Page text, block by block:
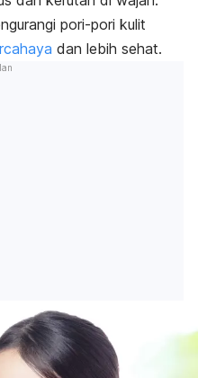
pori-pori kulit
dan lebih sehat.